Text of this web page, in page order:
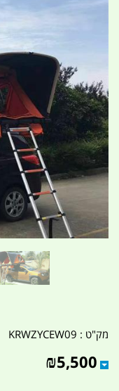
מק"ט : KRWZYCEW09
₪5,500